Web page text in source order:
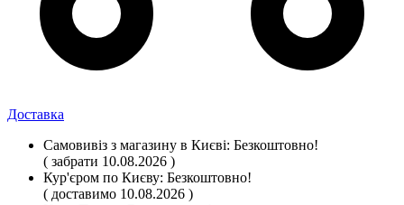
Доставка
Самовивіз з магазину в Києві: Безкоштовно!
( забрати 10.08.2026 )
Кур'єром по Києву: Безкоштовно!
( доставимо 10.08.2026 )